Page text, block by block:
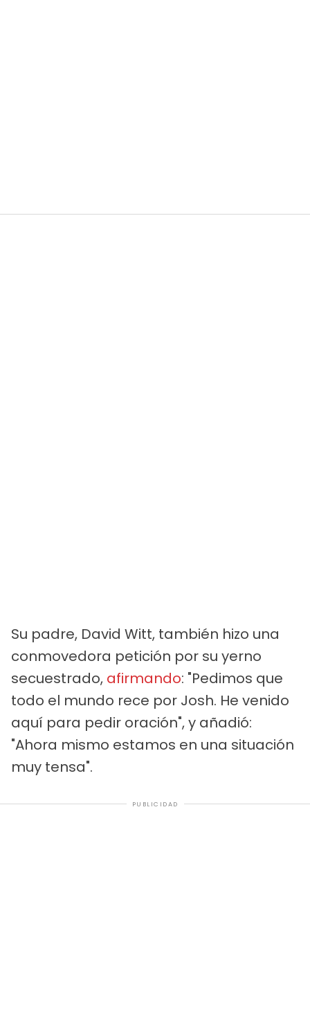
Su padre, David Witt, también hizo una
conmovedora petición por su yerno
secuestrado, afirmando: "Pedimos que
todo el mundo rece por Josh. He venido
aquí para pedir oración", y añadió:
"Ahora mismo estamos en una situación
muy tensa".
PUBLICIDAD